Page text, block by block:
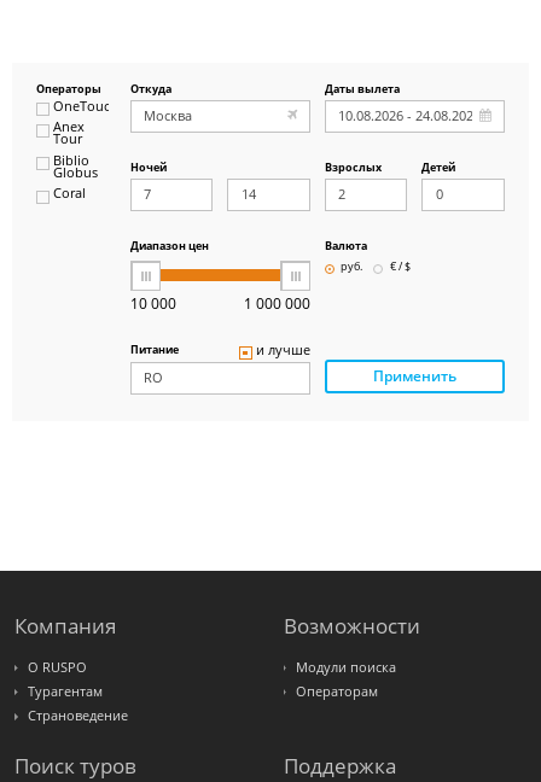
Операторы
OneTouch&Travel
Anex
Tour
Biblio
Globus
Coral
Интурист
Откуда Даты вылета
Ночей Взрослых Детей
Диапазон цен
10 000 1 000 000
Валюта
руб.
€ / $
Питание и лучше
Применить
Компания
О RUSPO
Турагентам
Страноведение
Возможности
Модули поиска
Операторам
Поиск туров Поддержка